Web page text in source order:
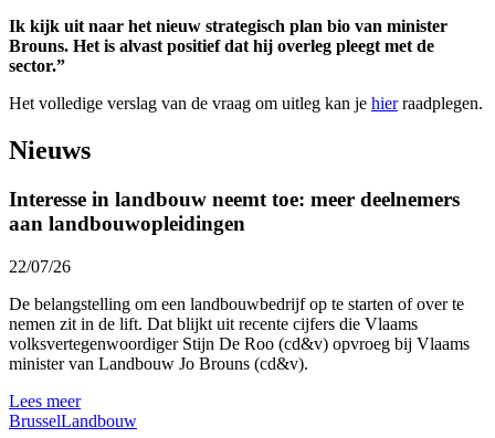
Ik kijk uit naar het nieuw strategisch plan bio van minister
Brouns. Het is alvast positief dat hij overleg pleegt met de
sector.”
Het volledige verslag van de vraag om uitleg kan je hier raadplegen.
Nieuws
Interesse in landbouw neemt toe: meer deelnemers
aan landbouwopleidingen
22/07/26
De belangstelling om een landbouwbedrijf op te starten of over te
nemen zit in de lift. Dat blijkt uit recente cijfers die Vlaams
volksvertegenwoordiger Stijn De Roo (cd&v) opvroeg bij Vlaams
minister van Landbouw Jo Brouns (cd&v).
Lees meer
BrusselLandbouw